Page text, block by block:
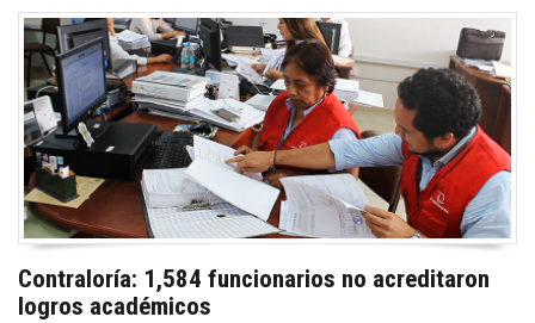
Contraloría: 1,584 funcionarios no acreditaron
logros académicos